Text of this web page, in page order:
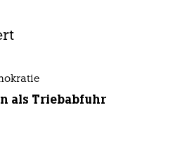
als Triebabfuhr